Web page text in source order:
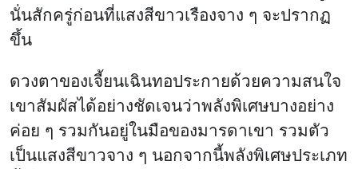
นั่นสักครู่ก่อนที่แสงสีขาวเรืองจาง ๆ จะปรากฏ
ขึ้น
ดวงตาของเจี้ยนเฉินทอประกายด้วยความสนใจ
เขาสัมผัสได้อย่างชัดเจนว่าพลังพิเศษบางอย่าง
ค่อย ๆ รวมกันอยู่ในมือของมารดาเขา รวมตัว
เป็นแสงสีขาวจาง ๆ นอกจากนี้พลังพิเศษประเภท